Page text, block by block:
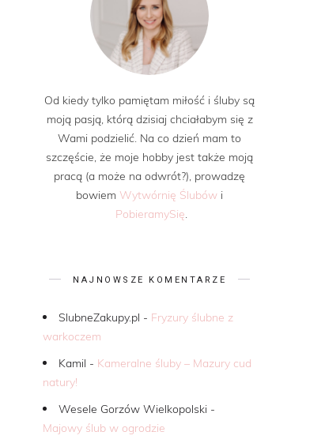
Od kiedy tylko pamiętam miłość i śluby są
moją pasją, którą dzisiaj chciałabym się z
Wami podzielić. Na co dzień mam to
szczęście, że moje hobby jest także moją
pracą (a może na odwrót?), prowadzę
bowiem Wytwórnię Ślubów i
PobieramySię
NAJNOWSZE KOMENTARZE
SlubneZakupy.pl - Fryzury ślubne z
warkoczem
Kamil - Kameralne śluby – Mazury cud
natury!
Wesele Gorzów Wielkopolski -
Majowy ślub w ogrodzie